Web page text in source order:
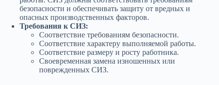
безопасности и обеспечивать защиту от вредных и
опасных производственных факторов.
Требования к СИЗ:
Соответствие требованиям безопасности.
Соответствие характеру выполняемой работы.
Соответствие размеру и росту работника.
Своевременная замена изношенных или
поврежденных СИЗ.